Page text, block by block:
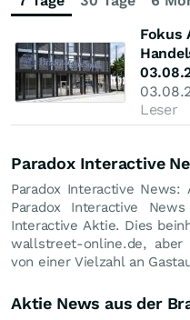
Fokus
Leser
Paradox Interactive
Paradox Interactive
Paradox Interactive
Interactive Aktie. Dies
wallstreet-online.de, aber
von einer Vielzahl an
Aktie News aus der